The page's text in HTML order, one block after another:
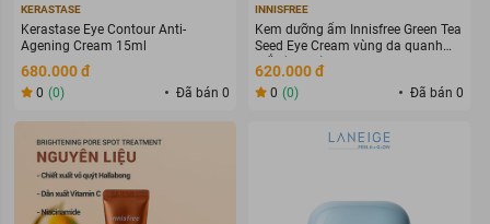
KERASTASE
Kerastase Eye Contour Anti-
Agening Cream 15ml
680.000 đ
0 (0) Đã bán 0
INNISFREE
Kem dưỡng ẩm Innisfree Green Tea
Seed Eye Cream vùng da quanh
mắt (30 ml)
620.000 đ
0 (0) Đã bán 0